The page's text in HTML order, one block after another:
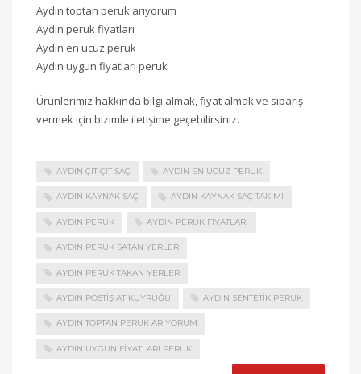
Aydın toptan peruk arıyorum
Aydın peruk fiyatları
Aydın en ucuz peruk
Aydın uygun fiyatları peruk
Ürünlerimiz hakkında bilgi almak, fiyat almak ve sipariş
vermek için bizimle iletişime geçebilirsiniz.
AYDIN ÇIT ÇIT SAÇ AYDIN EN UCUZ PERUK
AYDIN KAYNAK SAÇ AYDIN KAYNAK SAÇ TAKIMI
AYDIN PERUK AYDIN PERUK FIYATLARI
AYDIN PERUK SATAN YERLER
AYDIN PERUK TAKAN YERLER
AYDIN POSTIŞ AT KUYRUĞU AYDIN SENTETIK PERUK
AYDIN TOPTAN PERUK ARIYORUM
AYDIN UYGUN FIYATLARI PERUK